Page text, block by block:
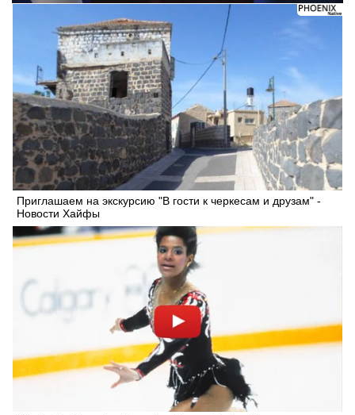
Приглашаем на экскурсию "В гости к черкесам и друзам" -
Новости Хайфы